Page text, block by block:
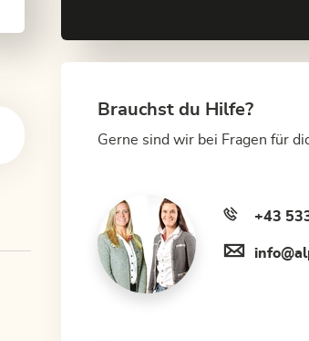
Brauchst du Hilfe?
Gerne sind wir bei Fragen für
+43